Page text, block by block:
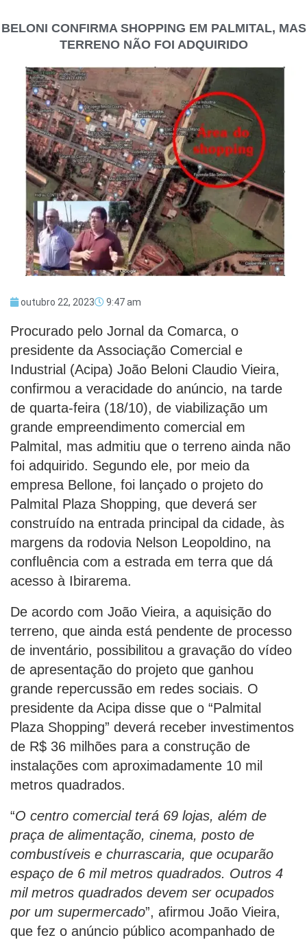
BELONI CONFIRMA SHOPPING EM PALMITAL, MAS
TERRENO NÃO FOI ADQUIRIDO
outubro 22, 2023 9:47 am
Procurado pelo Jornal da Comarca, o
presidente da Associação Comercial e
Industrial (Acipa) João Beloni Claudio Vieira,
confirmou a veracidade do anúncio, na tarde
de quarta-feira (18/10), de viabilização um
grande empreendimento comercial em
Palmital, mas admitiu que o terreno ainda não
foi adquirido. Segundo ele, por meio da
empresa Bellone, foi lançado o projeto do
Palmital Plaza Shopping, que deverá ser
construído na entrada principal da cidade, às
margens da rodovia Nelson Leopoldino, na
confluência com a estrada em terra que dá
acesso à Ibirarema.
De acordo com João Vieira, a aquisição do
terreno, que ainda está pendente de processo
de inventário, possibilitou a gravação do vídeo
de apresentação do projeto que ganhou
grande repercussão em redes sociais. O
presidente da Acipa disse que o “Palmital
Plaza Shopping” deverá receber investimentos
de R$ 36 milhões para a construção de
instalações com aproximadamente 10 mil
metros quadrados.
“O centro comercial terá 69 lojas, além de
praça de alimentação, cinema, posto de
combustíveis e churrascaria, que ocuparão
espaço de 6 mil metros quadrados. Outros 4
mil metros quadrados devem ser ocupados
por um supermercado”, afirmou João Vieira,
que fez o anúncio público acompanhado de